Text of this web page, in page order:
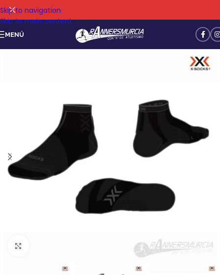
Skip to navigation
Skip to main content
MENÚ